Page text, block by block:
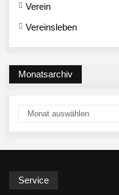
Verein
Vereinsleben
Monatsarchiv
Service